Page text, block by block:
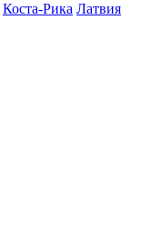
Коста-Рика Латвия